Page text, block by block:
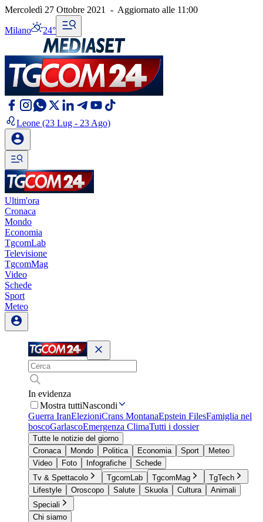
Mercoledì 27 Ottobre 2021 - Aggiornato alle 11:00
Milano 24°
Leone (23 Lug - 23 Ago)
Ultim'ora
Cronaca
Mondo
Economia
TgcomLab
Televisione
TgcomMag
Video
Schede
Sport
Meteo
In evidenza
Mostra tuttiNascondi
Guerra IranElezioniCrans MontanaEpstein FilesFamiglia nel
boscoGarlascoEmergenza ClimaTutti i dossier
Tutte le notizie del giorno
Cronaca
Mondo Politica Economia Sport
Meteo
Video
Foto Infografiche
Schede
Tv & Spettacolo
TgcomLab TgcomMag
TgTech
Lifestyle
Oroscopo Salute Skuola Cultura
Animali
Speciali
Chi siamo